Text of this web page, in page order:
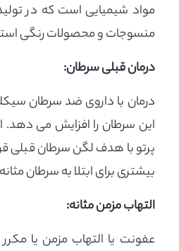
مواد شیمیایی است که در
منسوجات و محصولات رنگی
درمان قبلی سرطان:
درمان با داروی ضد سرطان
این سرطان را افزایش می دهد.
پرتو با هدف لگن سرطان قبلی
بیشتری برای ابتلا به سرطان
التهاب مزمن مثانه:
عفونت یا التهاب مزمن یا